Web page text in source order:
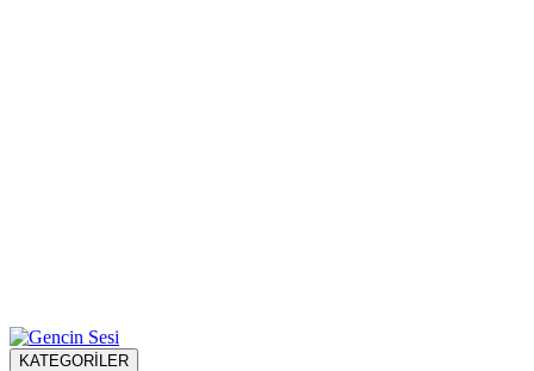
KATEGORİLER